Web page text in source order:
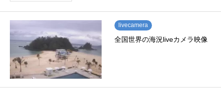
livecamera
全国世界の海況liveカメラ映像